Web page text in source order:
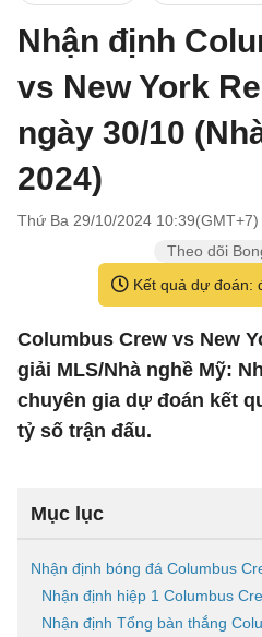
Nhận định
vs New York
ngày 30/10
2024)
Thứ Ba 29/10/2024 10:39(GMT+7)
Theo dõi
Kết quả dự đoán:
Columbus Crew vs New
giải MLS/Nhà nghề Mỹ:
chuyên gia dự đoán kết
tỷ số trận đấu.
Mục lục
Nhận định bóng đá Columbus
Nhận định hiệp 1 Columbus
Nhận định Tổng bàn thắng